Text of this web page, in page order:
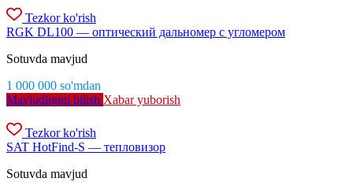
Tezkor ko'rish
RGK DL100 — оптический дальномер с угломером
Sotuvda mavjud
1 000 000 so'mdan
Mavjudligini bilish Xabar yuborish
Tezkor ko'rish
SAT HotFind-S — тепловизор
Sotuvda mavjud